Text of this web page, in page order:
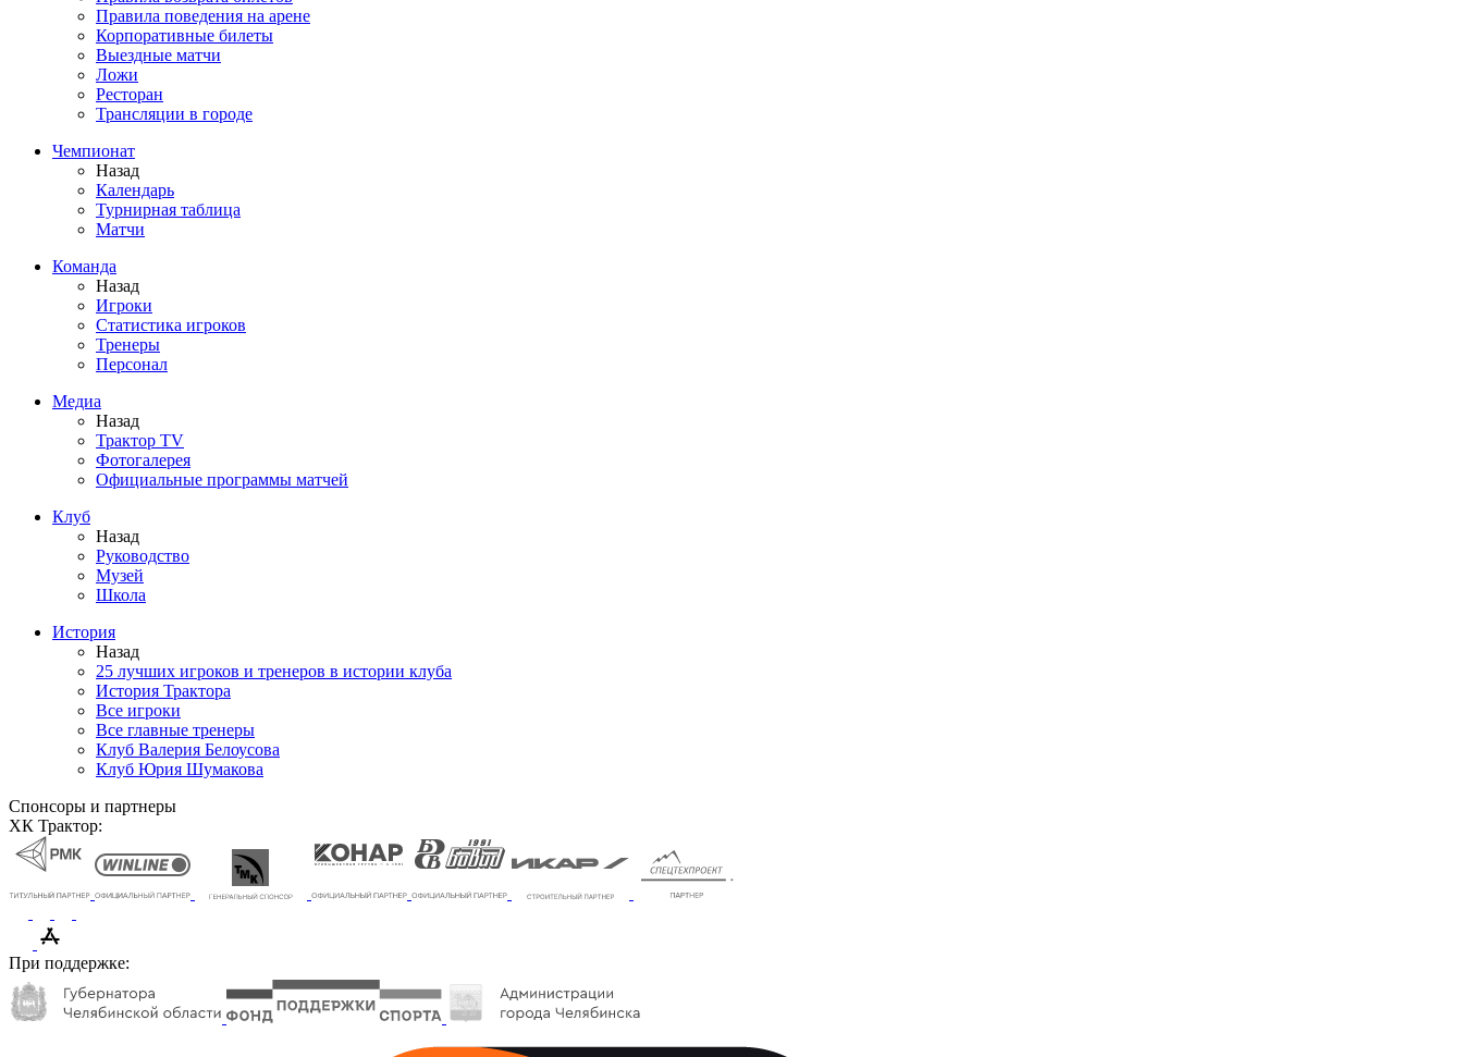
Правила поведения на арене
Корпоративные билеты
Выездные матчи
Ложи
Ресторан
Трансляции в городе
Чемпионат
Назад
Календарь
Турнирная таблица
Матчи
Команда
Назад
Игроки
Статистика игроков
Тренеры
Персонал
Медиа
Назад
Трактор TV
Фотогалерея
Официальные программы матчей
Клуб
Назад
Руководство
Музей
Школа
История
Назад
25 лучших игроков и тренеров в истории клуба
История Трактора
Все игроки
Все главные тренеры
Клуб Валерия Белоусова
Клуб Юрия Шумакова
Спонсоры и партнеры
ХК Трактор:
При поддержке: